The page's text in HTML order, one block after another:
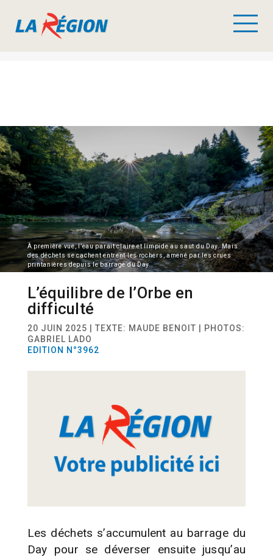
À première vue, l’eau parait claire et limpide au saut du Day. Mais
des déchets se cachent entrent les rochers, amené par les crues
printanières depuis le barrage du Day.
L’équilibre de l’Orbe en
difficulté
20 JUIN 2025 | TEXTE: MAUDE BENOIT | PHOTOS:
GABRIEL LADO
EDITION N°3962
Les déchets s’accumulent au barrage du
Day pour se déverser ensuite jusqu’au